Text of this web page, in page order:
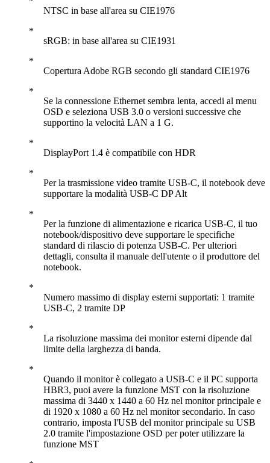
NTSC in base all'area su CIE1976
sRGB: in base all'area su CIE1931
Copertura Adobe RGB secondo gli standard CIE1976
Se la connessione Ethernet sembra lenta, accedi al menu
OSD e seleziona USB 3.0 o versioni successive che
supportino la velocità LAN a 1 G.
DisplayPort 1.4 è compatibile con HDR
Per la trasmissione video tramite USB-C, il notebook deve
supportare la modalità USB-C DP Alt
Per la funzione di alimentazione e ricarica USB-C, il tuo
notebook/dispositivo deve supportare le specifiche
standard di rilascio di potenza USB-C. Per ulteriori
dettagli, consulta il manuale dell'utente o il produttore del
notebook.
Numero massimo di display esterni supportati: 1 tramite
USB-C, 2 tramite DP
La risoluzione massima dei monitor esterni dipende dal
limite della larghezza di banda.
Quando il monitor è collegato a USB-C e il PC supporta
HBR3, puoi avere la funzione MST con la risoluzione
massima di 3440 x 1440 a 60 Hz nel monitor principale e
di 1920 x 1080 a 60 Hz nel monitor secondario. In caso
contrario, imposta l'USB del monitor principale su USB
2.0 tramite l'impostazione OSD per poter utilizzare la
funzione MST